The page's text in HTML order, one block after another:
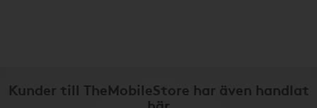
Kunder till TheMobileStore har även handlat